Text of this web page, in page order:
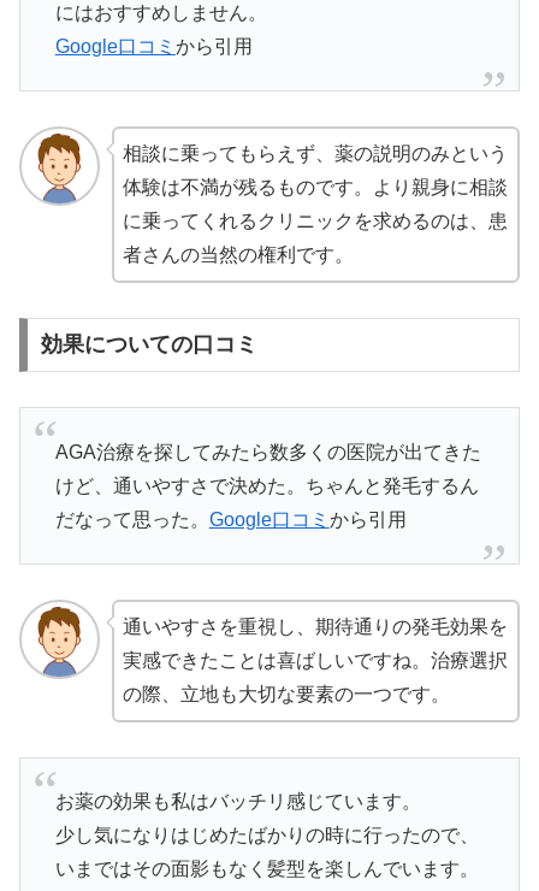
にはおすすめしません。
Google口コミ から引用
相談に乗ってもらえず、薬の説明のみという
体験は不満が残るものです。より親身に相談
に乗ってくれるクリニックを求めるのは、患
者さんの当然の権利です。
効果についての口コミ
AGA治療を探してみたら数多くの医院が出てきた
けど、通いやすさで決めた。ちゃんと発毛するん
だなって思った。 Google口コミ から引用
通いやすさを重視し、期待通りの発毛効果を
実感できたことは喜ばしいですね。治療選択
の際、立地も大切な要素の一つです。
お薬の効果も私はバッチリ感じています。
少し気になりはじめたばかりの時に行ったので、
いまではその面影もなく髪型を楽しんでいます。